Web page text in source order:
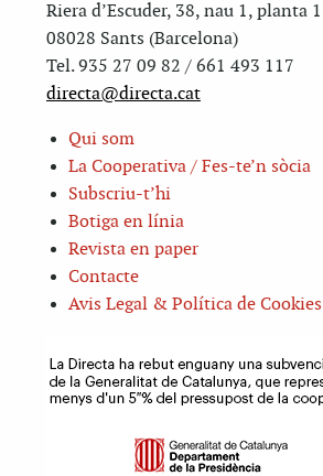
Riera d’Escuder, 38, nau 1, planta 1
08028 Sants (Barcelona)
Tel. 935 27 09 82 / 661 493 117
directa@directa.cat
Qui som
La Cooperativa / Fes-te’n sòcia
Subscriu-t’hi
Botiga en línia
Revista en paper
Contacte
Avis Legal & Política de Cookies